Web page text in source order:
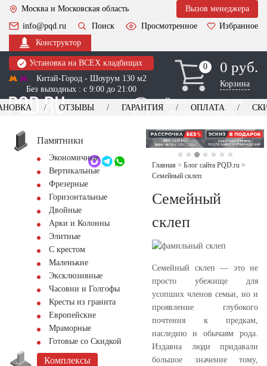
Москва и Московская область
Вызов менеджера
info@pqd.ru
Поиск Просмотренное
Избранное
Конструктор
Установка на ВСЕХ кладбищах
Китай-Город - Шоурум 130 м2
Без выходных : с 9:00 до 21:00
0
0 0 руб.
Корзина
Выезд менеджера для
оформления заказа
+7 (495) 518-44-23
Обратный звонок
ОТЗЫВЫ ГАРАНТИЯ ОПЛАТА
Памятники
Экономичные
Вертикальные
Фрезерные
Горизонтальные
Двойные
Арки и Колонны
Элитные
С крестом
Маленькие
Эксклюзивные
Часовни и Голгофы
Кресты из гранита
Европейские
Мраморные
Готовые со Скидкой
Комплексы
Главная > Блог сайта PQD.ru >
Семейный склеп
Семейный
склеп
Семейный склеп — это не
просто убежище для
усопших членов семьи, но и
проявление глубокого
почтения к предкам,
наследию и обычаям рода.
Издавна люди придавали
большое значение тому,